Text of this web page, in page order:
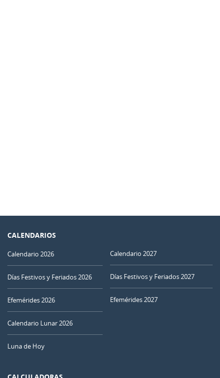
CALENDARIOS
Calendario 2026
Días Festivos y Feriados 2026
Efemérides 2026
Calendario Lunar 2026
Luna de Hoy
Calendario 2027
Días Festivos y Feriados 2027
Efemérides 2027